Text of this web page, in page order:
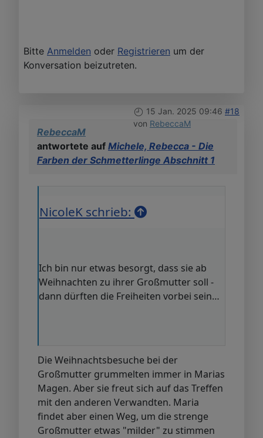
Bitte Anmelden oder Registrieren um der
Konversation beizutreten.
15 Jan. 2025 09:46 #18
von RebeccaM
RebeccaM
antwortete auf Michele, Rebecca - Die
Farben der Schmetterlinge Abschnitt 1
NicoleK schrieb:
Ich bin nur etwas besorgt, dass sie ab
Weihnachten zu ihrer Großmutter soll -
dann dürften die Freiheiten vorbei sein…
Die Weihnachtsbesuche bei der
Großmutter grummelten immer in Marias
Magen. Aber sie freut sich auf das Treffen
mit den anderen Verwandten. Maria
findet aber einen Weg, um die strenge
Großmutter etwas "milder" zu stimmen